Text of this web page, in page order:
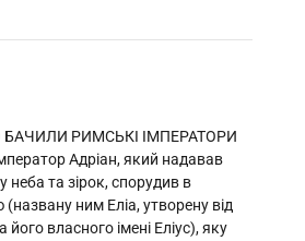
РИМСЬКІ ІМПЕРАТОРИ
Адріан, який надавав
неба та зірок, спорудив в
ним Еліа, утворену від
власного імені Еліус), яку